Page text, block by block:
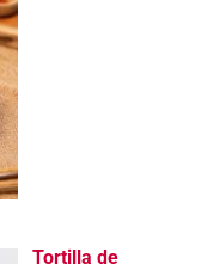
Tortilla de